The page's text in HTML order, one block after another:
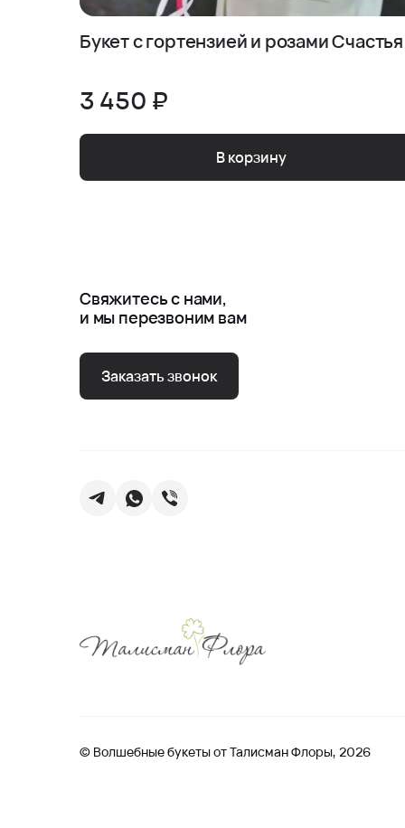
Букет с гортензией и розами Счастья
3 450 ₽
В корзину
Свяжитесь с нами,
и мы перезвоним вам
Заказать звонок
© Волшебные букеты от Талисман Флоры, 2026